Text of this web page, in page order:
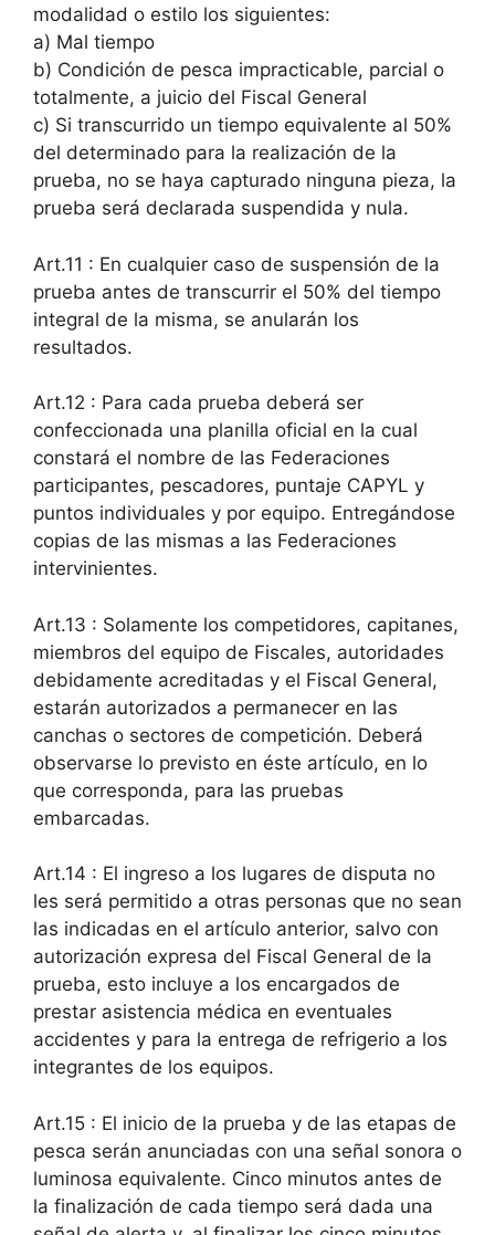
modalidad o estilo los siguientes:
a) Mal tiempo
b) Condición de pesca impracticable, parcial o
totalmente, a juicio del Fiscal General
c) Si transcurrido un tiempo equivalente al 50%
del determinado para la realización de la
prueba, no se haya capturado ninguna pieza, la
prueba será declarada suspendida y nula.
Art.11 : En cualquier caso de suspensión de la
prueba antes de transcurrir el 50% del tiempo
integral de la misma, se anularán los
resultados.
Art.12 : Para cada prueba deberá ser
confeccionada una planilla oficial en la cual
constará el nombre de las Federaciones
participantes, pescadores, puntaje CAPYL y
puntos individuales y por equipo. Entregándose
copias de las mismas a las Federaciones
intervinientes.
Art.13 : Solamente los competidores, capitanes,
miembros del equipo de Fiscales, autoridades
debidamente acreditadas y el Fiscal General,
estarán autorizados a permanecer en las
canchas o sectores de competición. Deberá
observarse lo previsto en éste artículo, en lo
que corresponda, para las pruebas
embarcadas.
Art.14 : El ingreso a los lugares de disputa no
les será permitido a otras personas que no sean
las indicadas en el artículo anterior, salvo con
autorización expresa del Fiscal General de la
prueba, esto incluye a los encargados de
prestar asistencia médica en eventuales
accidentes y para la entrega de refrigerio a los
integrantes de los equipos.
Art.15 : El inicio de la prueba y de las etapas de
pesca serán anunciadas con una señal sonora o
luminosa equivalente. Cinco minutos antes de
la finalización de cada tiempo será dada una